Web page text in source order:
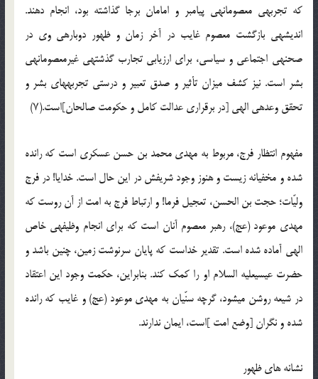
که تجربه‏ی معصومانه‏ی پیامبر و امامان برجا گذاشته بود، انجام دهند.
اندیشه‏ی بازگشت معصوم غایب در آخر زمان و ظهور دوباره‏ی وی در
صحنه‏ی اجتماعی و سیاسی، برای ارزیابی تجارب گذشته‏ی غیرمعصومانه‏ی
بشر است. نیز کشف میزان تأثیر و صدق تعبیر و درستی تجربه‏های بشر و
تحقق وعده‏ی الهی [در برقراری عدالت کامل و حکومت صالحان‏]است.(۷)
مفهوم انتظار فرج، مربوط به مهدی محمد بن حسن عسکری است که رانده
شده و مخفیانه زیست و هنوز وجود شریفش در این حال است. خدایا! در فرج
ولیّ‏ات؛ حجت بن الحسن، تعجیل فرما! و ارتباط فرج به امت از آن روست که
مهدی موعود (عج)، رهبر معصوم آنان است که برای انجام وظیفه‏ی خاص
الهی آماده شده است. تقدیر خداست که پایان سرنوشت زمین، چنین باشد و
حضرت عیسی‏علیه السلام او را کمک کند. بنابراین، حکمت وجود این اعتقاد
در شیعه روشن می‏شود، گرچه سنّیان به مهدی موعود (عج) و غایب که رانده
شده و نگران [وضع امت ]است، ایمان ندارند.
نشانه‏ های ظهور